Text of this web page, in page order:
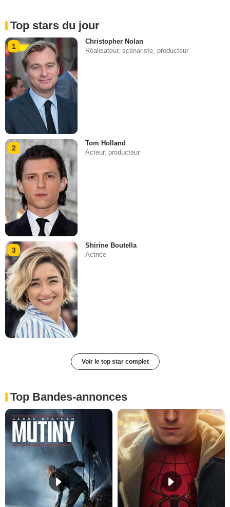
Top stars du jour
1
Christopher Nolan
Réalisateur, scénariste, producteur
2
Tom Holland
Acteur, producteur
3
Shirine Boutella
Actrice
Voir le top star complet
Top Bandes-annonces